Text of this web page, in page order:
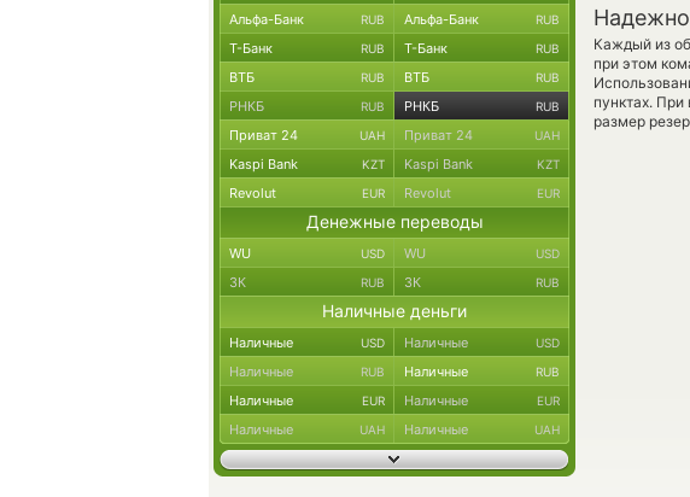
Каждый из
при этом
пунктах.
размер
Альфа-Банк RUB Альфа-Банк RUB
Т-Банк RUB Т-Банк RUB
ВТБ RUB ВТБ RUB
РНКБ RUB РНКБ RUB
Приват 24 UAH Приват 24 UAH
Kaspi Bank KZT Kaspi Bank KZT
Revolut EUR Revolut EUR
Денежные переводы
WU USD WU USD
ЗК RUB ЗК RUB
Наличные деньги
Наличные USD Наличные USD
Наличные RUB Наличные RUB
Наличные EUR Наличные EUR
Наличные UAH Наличные UAH